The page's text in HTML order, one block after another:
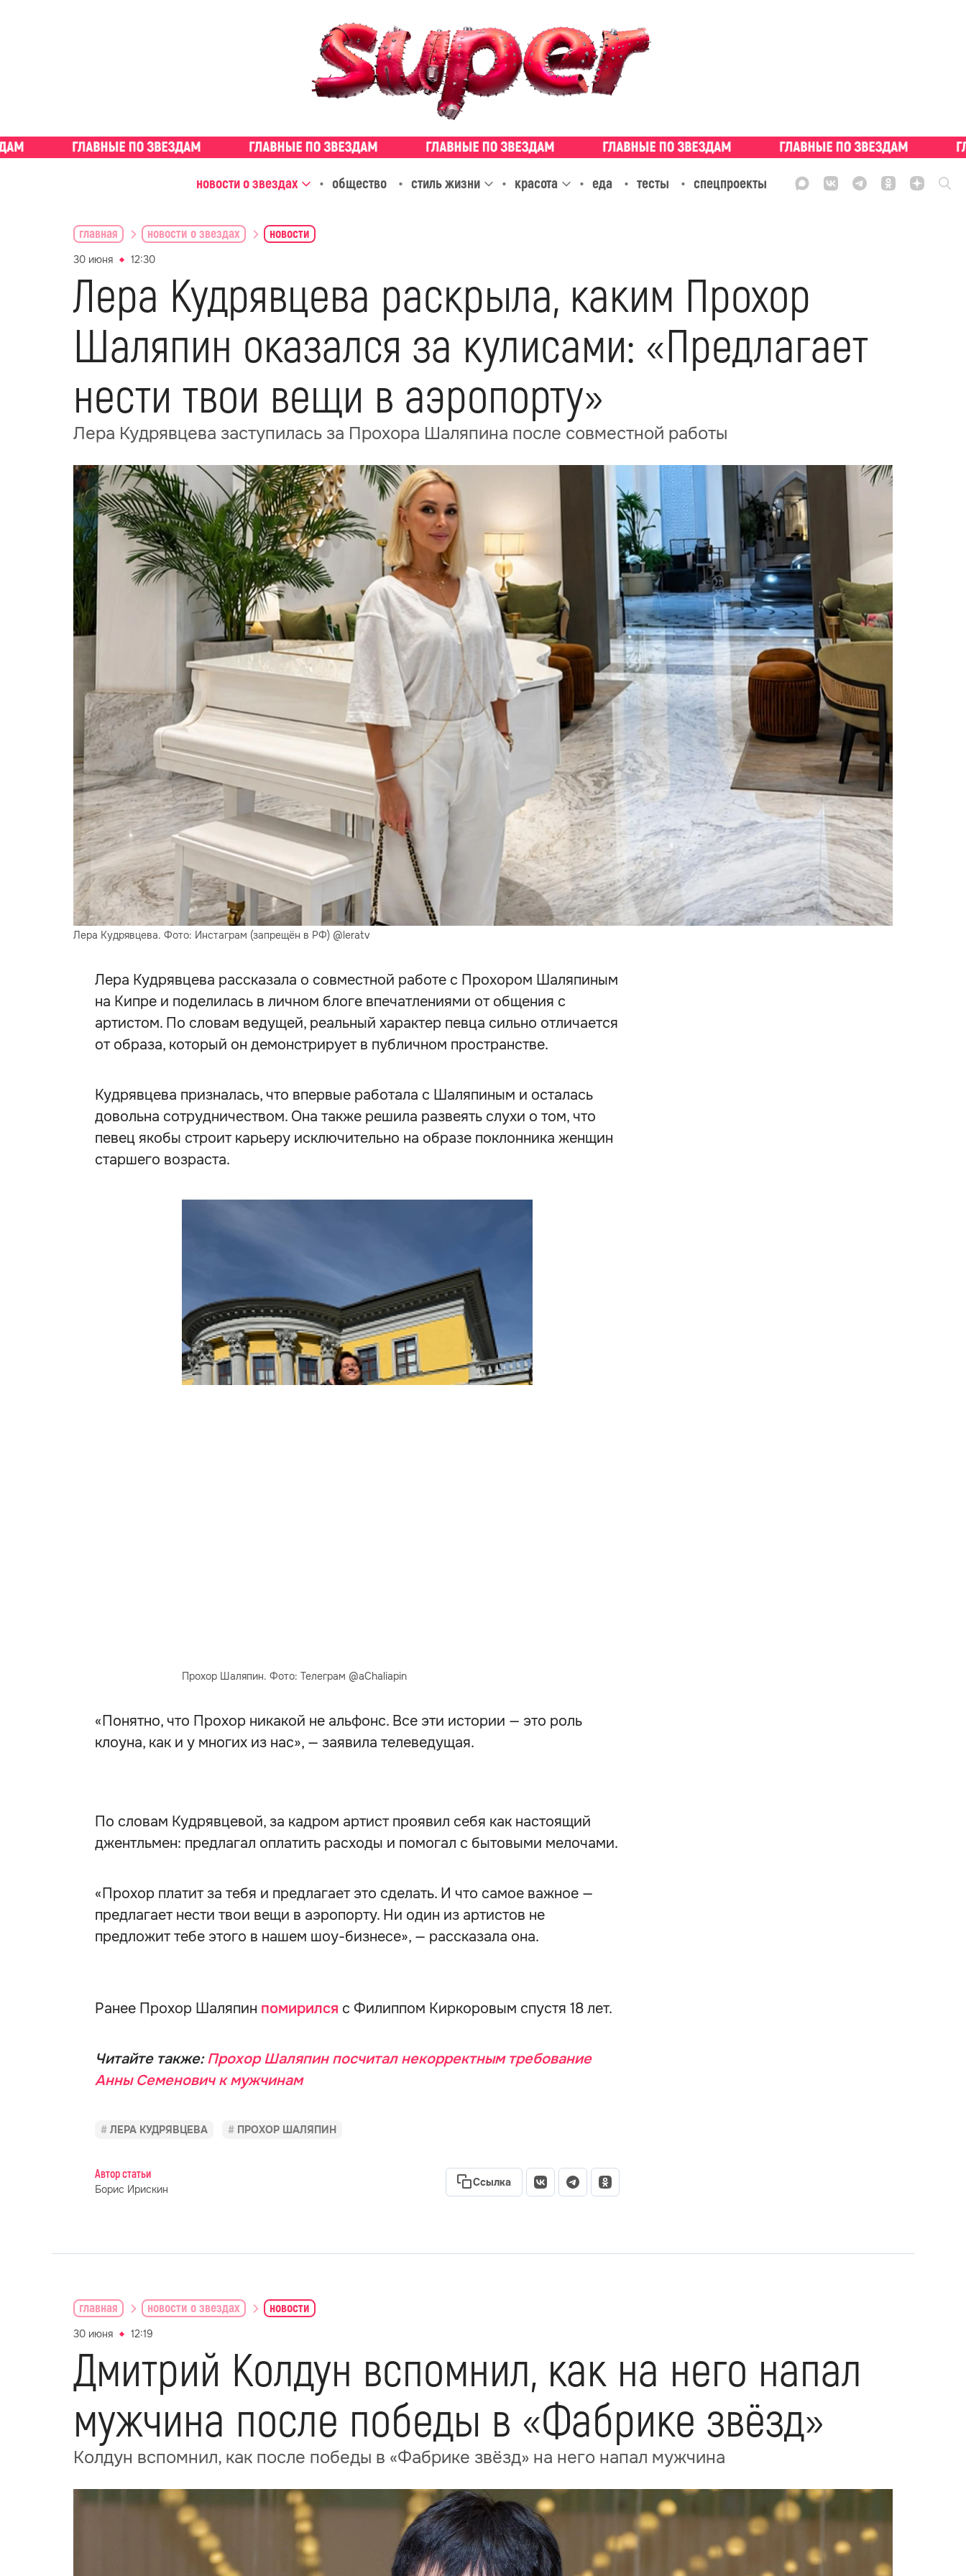
новости о звездах общество стиль жизни красота еда тесты спецпроекты
главная новости о звездах новости
30 июня 12:30
Лера Кудрявцева раскрыла, каким Прохор
Шаляпин оказался за кулисами: «Предлагает
нести твои вещи в аэропорту»
Лера Кудрявцева заступилась за Прохора Шаляпина после совместной работы
Лера Кудрявцева. Фото: Инстаграм (запрещён в РФ) @leratv
Лера Кудрявцева рассказала о совместной работе с Прохором Шаляпиным
на Кипре и поделилась в личном блоге впечатлениями от общения с
артистом. По словам ведущей, реальный характер певца сильно отличается
от образа, который он демонстрирует в публичном пространстве.
Кудрявцева призналась, что впервые работала с Шаляпиным и осталась
довольна сотрудничеством. Она также решила развеять слухи о том, что
певец якобы строит карьеру исключительно на образе поклонника женщин
старшего возраста.
Прохор Шаляпин. Фото: Телеграм @aChaliapin
«Понятно, что Прохор никакой не альфонс. Все эти истории — это роль
клоуна, как и у многих из нас», — заявила телеведущая.
По словам Кудрявцевой, за кадром артист проявил себя как настоящий
джентльмен: предлагал оплатить расходы и помогал с бытовыми мелочами.
«Прохор платит за тебя и предлагает это сделать. И что самое важное —
предлагает нести твои вещи в аэропорту. Ни один из артистов не
предложит тебе этого в нашем шоу-бизнесе», — рассказала она.
Ранее Прохор Шаляпин помирился с Филиппом Киркоровым спустя 18 лет.
Читайте также:Прохор Шаляпин посчитал некорректным требование
Анны Семенович к мужчинам
ЛЕРА КУДРЯВЦЕВА ПРОХОР ШАЛЯПИН
Автор статьи
Борис Ирискин
Ссылка
главная новости о звездах новости
30 июня 12:19
Дмитрий Колдун вспомнил, как на него напал
мужчина после победы в «Фабрике звёзд»
Колдун вспомнил, как после победы в «Фабрике звёзд» на него напал мужчина